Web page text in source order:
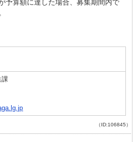
算額に達した場合、募集期間内で
課
（ID:106845）